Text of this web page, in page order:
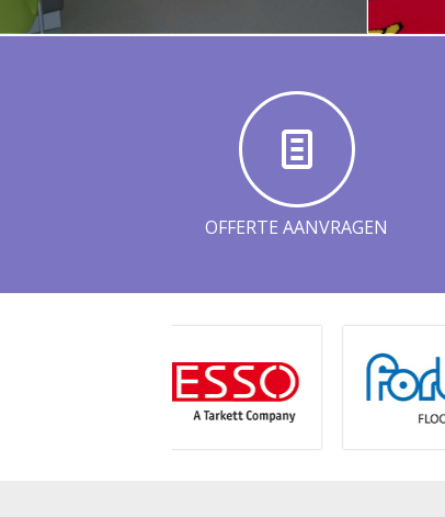
OFFERTE AANVRAGEN